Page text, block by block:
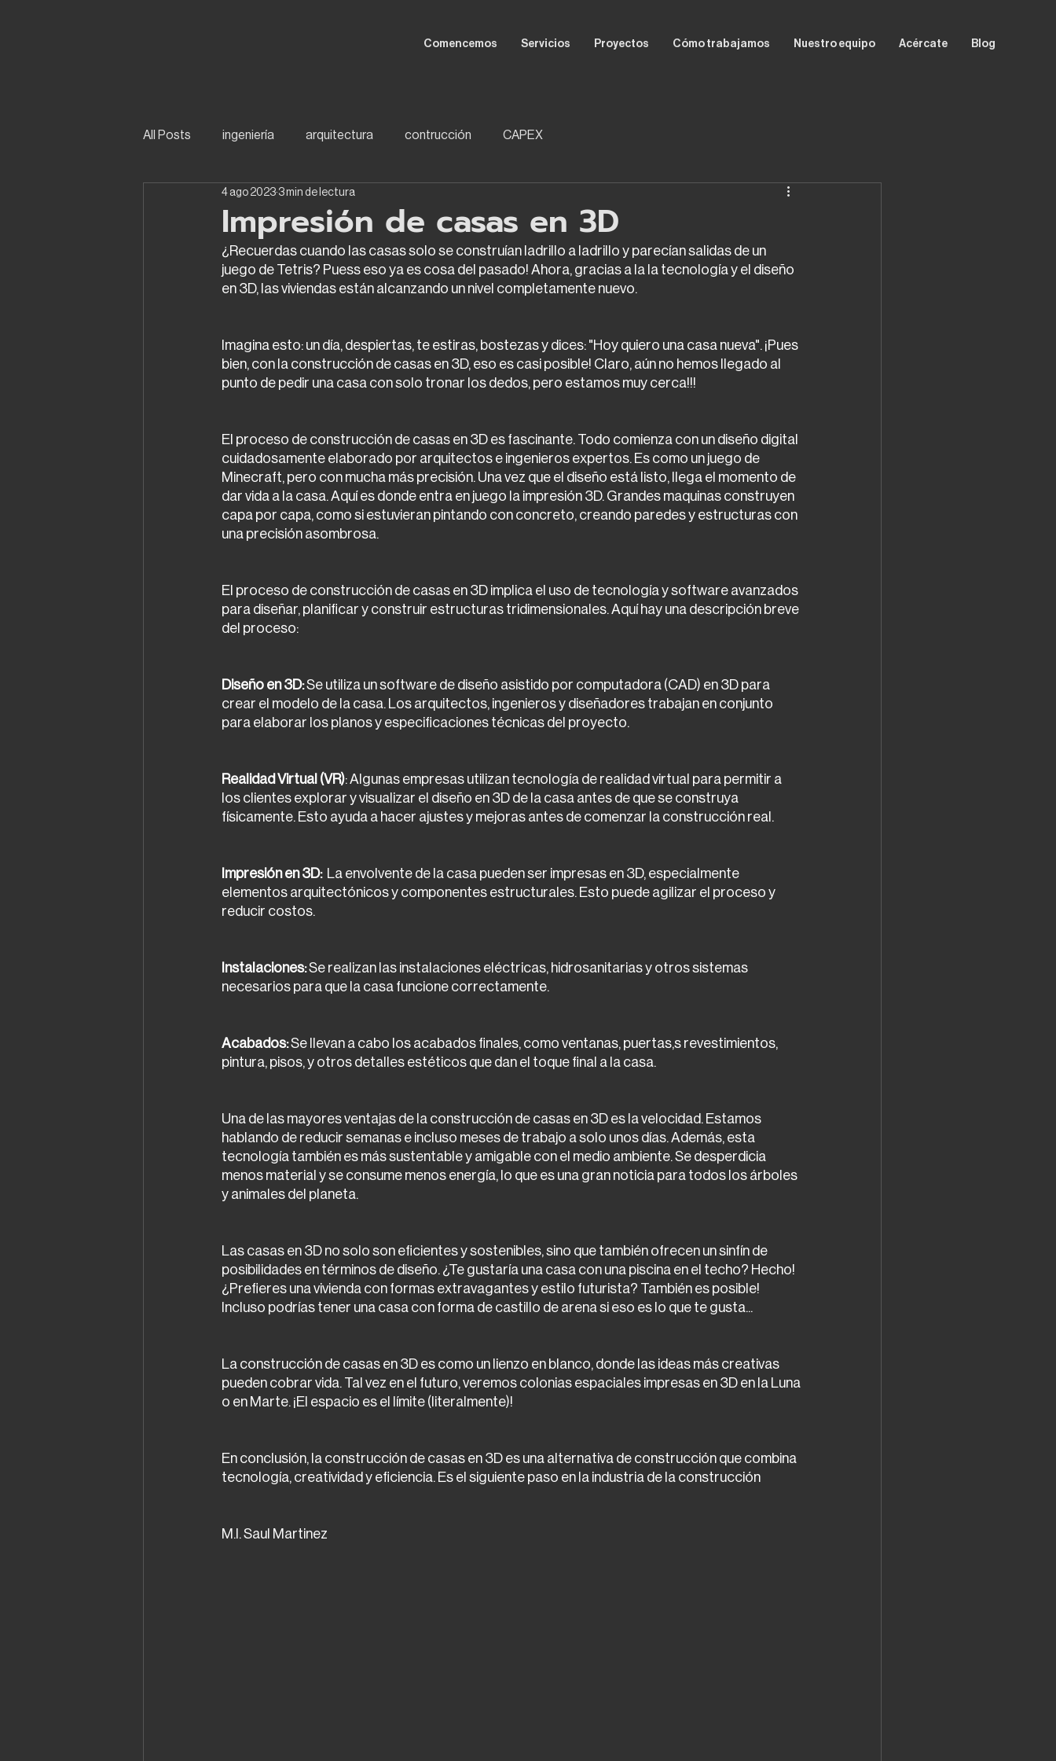
Comencemos Servicios Proyectos Cómo trabajamos Nuestro equipo Acércate Blog
All Posts ingeniería arquitectura contrucción CAPEX
Impresión de casas en 3D
4 ago 2023 3 min de lectura
¿Recuerdas cuando las casas solo se construían ladrillo a ladrillo y parecían salidas de un
juego de Tetris? Puess eso ya es cosa del pasado! Ahora, gracias a la la tecnología y el diseño
en 3D, las viviendas están alcanzando un nivel completamente nuevo.
Imagina esto: un día, despiertas, te estiras, bostezas y dices: "Hoy quiero una casa nueva". ¡Pues
bien, con la construcción de casas en 3D, eso es casi posible! Claro, aún no hemos llegado al
punto de pedir una casa con solo tronar los dedos, pero estamos muy cerca!!!
El proceso de construcción de casas en 3D es fascinante. Todo comienza con un diseño digital
cuidadosamente elaborado por arquitectos e ingenieros expertos. Es como un juego de
Minecraft, pero con mucha más precisión. Una vez que el diseño está listo, llega el momento de
dar vida a la casa. Aquí es donde entra en juego la impresión 3D. Grandes maquinas construyen
capa por capa, como si estuvieran pintando con concreto, creando paredes y estructuras con
una precisión asombrosa.
El proceso de construcción de casas en 3D implica el uso de tecnología y software avanzados
para diseñar, planificar y construir estructuras tridimensionales. Aquí hay una descripción breve
del proceso:
Diseño en 3D: Se utiliza un software de diseño asistido por computadora (CAD) en 3D para
crear el modelo de la casa. Los arquitectos, ingenieros y diseñadores trabajan en conjunto
para elaborar los planos y especificaciones técnicas del proyecto.
Realidad Virtual (VR): Algunas empresas utilizan tecnología de realidad virtual para permitir a
los clientes explorar y visualizar el diseño en 3D de la casa antes de que se construya
físicamente. Esto ayuda a hacer ajustes y mejoras antes de comenzar la construcción real.
Impresión en 3D:
  La envolvente de la casa pueden ser impresas en 3D, especialmente
elementos arquitectónicos y componentes estructurales. Esto puede agilizar el proceso y
reducir costos.
Instalaciones: Se realizan las instalaciones eléctricas, hidrosanitarias y otros sistemas
necesarios para que la casa funcione correctamente.
Acabados: Se llevan a cabo los acabados finales, como ventanas, puertas,s revestimientos,
pintura, pisos, y otros detalles estéticos que dan el toque final a la casa.
Una de las mayores ventajas de la construcción de casas en 3D es la velocidad. Estamos
hablando de reducir semanas e incluso meses de trabajo a solo unos días. Además, esta
tecnología también es más sustentable y amigable con el medio ambiente. Se desperdicia
menos material y se consume menos energía, lo que es una gran noticia para todos los árboles
y animales del planeta.
Las casas en 3D no solo son eficientes y sostenibles, sino que también ofrecen un sinfín de
posibilidades en términos de diseño. ¿Te gustaría una casa con una piscina en el techo? Hecho!
¿Prefieres una vivienda con formas extravagantes y estilo futurista? También es posible!
Incluso podrías tener una casa con forma de castillo de arena si eso es lo que te gusta...
La construcción de casas en 3D es como un lienzo en blanco, donde las ideas más creativas
pueden cobrar vida. Tal vez en el futuro, veremos colonias espaciales impresas en 3D en la Luna
o en Marte. ¡El espacio es el límite (literalmente)!
En conclusión, la construcción de casas en 3D es una alternativa de construcción que combina
tecnología, creatividad y eficiencia. Es el siguiente paso en la industria de la construcción
M.I. Saul Martinez